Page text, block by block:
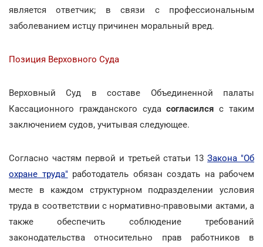
является ответчик; в связи с профессиональным
заболеванием истцу причинен моральный вред.
Позиция Верховного Суда
Верховный Суд в составе Объединенной палаты
Кассационного гражданского судасогласился с таким
заключением судов, учитывая следующее.
Согласно частям первой и третьей статьи 13Закона "Об
охране труда" работодатель обязан создать на рабочем
месте в каждом структурном подразделении условия
труда в соответствии с нормативно-правовыми актами, а
также обеспечить соблюдение требований
законодательства относительно прав работников в